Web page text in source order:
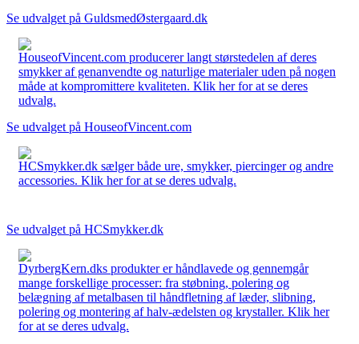
Se udvalget på GuldsmedØstergaard.dk
HouseofVincent.com producerer langt størstedelen af deres
smykker af genanvendte og naturlige materialer uden på nogen
måde at kompromittere kvaliteten. Klik her for at se deres
udvalg.
Se udvalget på HouseofVincent.com
HCSmykker.dk sælger både ure, smykker, piercinger og andre
accessories. Klik her for at se deres udvalg.
Se udvalget på HCSmykker.dk
DyrbergKern.dks produkter er håndlavede og gennemgår
mange forskellige processer: fra støbning, polering og
belægning af metalbasen til håndfletning af læder, slibning,
polering og montering af halv-ædelsten og krystaller. Klik her
for at se deres udvalg.